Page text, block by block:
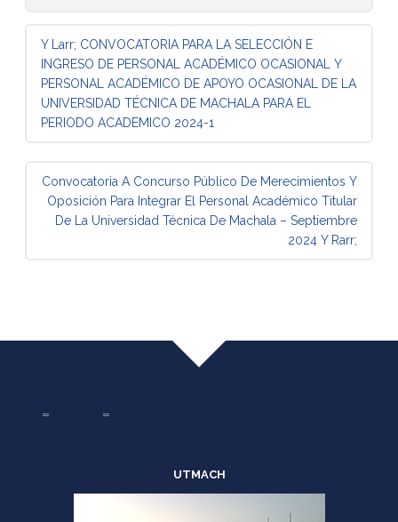
Mensaje de navegación
Y Larr; CONVOCATORIA PARA LA SELECCIÓN E
INGRESO DE PERSONAL ACADÉMICO OCASIONAL Y
PERSONAL ACADÉMICO DE APOYO OCASIONAL DE LA
UNIVERSIDAD TÉCNICA DE MACHALA PARA EL
PERIODO ACADEMICO 2024-1
Convocatoria A Concurso Público De Merecimientos Y
Oposición Para Integrar El Personal Académico Titular
De La Universidad Técnica De Machala – Septiembre
2024Y Rarr;
UTMACH